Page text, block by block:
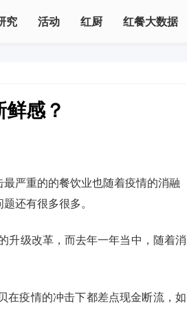
究 活动 红厨 红餐大数据
感？
严重的的餐饮业也随着疫情的消融
还有很多很多。
升级改革，而去年一年当中，随着消
在疫情的冲击下都差点现金断流，如